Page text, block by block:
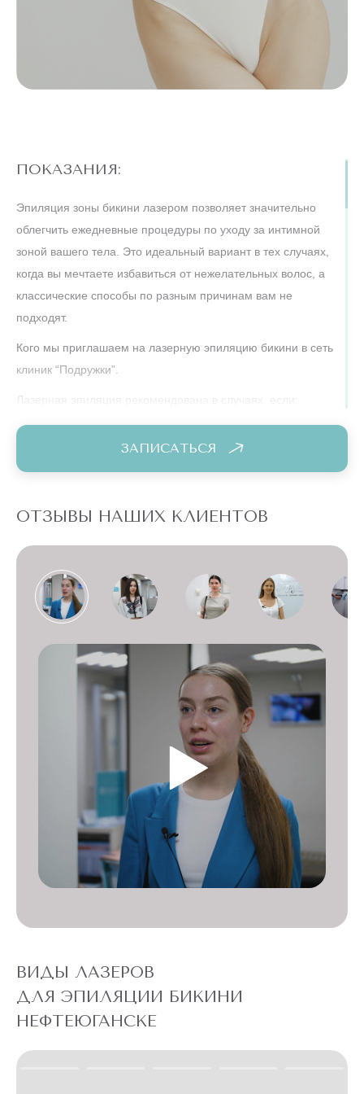
ПОКАЗАНИЯ:
Эпиляция зоны бикини лазером позволяет значительно
облегчить ежедневные процедуры по уходу за интимной
зоной вашего тела. Это идеальный вариант в тех случаях,
когда вы мечтаете избавиться от нежелательных волос, а
классические способы по разным причинам вам не
подходят.
Кого мы приглашаем на лазерную эпиляцию бикини в сеть
клиник “Подружки”.
Лазерная эпиляция рекомендована в случаях, если:
стандартные процедуры вызывают побочные эффекты:
вы боитесь боли, которая возникает при шугаринге либо
эпиляции воском;
вы хотите решить проблему нежелательных волос и
надолго обрести красивую гладкую кожу зоны бикини.
ПРОТИВОПОКАЗАНИЯ:
повреждения, воспаления кожи в области эпиляции;
множественные родинки и родимые пятна в области
обработки лазером;
патологические изменения кожи в зоне воздействия
лазерного облучения: экзема, псориаз, ожоги;
келоидные рубцы, герпес в области обработки;
инфекционные заболевания в острой фазе;
беременность и лактация;
ЗАПИСАТЬСЯ
ОТЗЫВЫ НАШИХ КЛИЕНТОВ
ВИДЫ ЛАЗЕРОВ
ДЛЯ ЭПИЛЯЦИИ БИКИНИ
НЕФТЕЮГАНСКЕ